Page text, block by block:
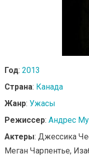
Год: 2013
Страна: Канада
Жанр: Ужасы
Режиссер: Андрес
Актеры: Джессика
Меган Чарпентье,